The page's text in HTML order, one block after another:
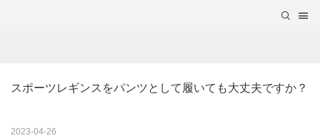
スポーツレギンスをパンツとして履いても大丈夫ですか？
2023-04-26